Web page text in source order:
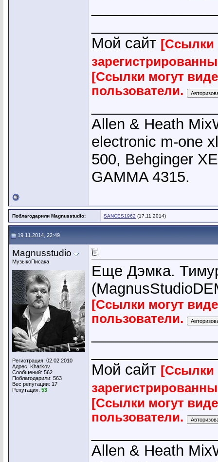
Мой сайт [Ссылки
[Ссылки могут
пользователи.
Allen & Heath
electronic m-one
500, Behginger
GAMMA 4315.
Поблагодарили Magnusstudio: SANCES1962 (17.11.2014)
19.11.2014, 22:49
Magnusstudio
МузыкоПисака
Регистрация: 02.02.2010
Адрес: Kharkov
Сообщений: 562
Поблагодарили: 563
Вес репутации: 17
Репутация: 53
Еще Дэмка.
[Ссылки могут
пользователи.
Мой сайт [Ссылки
[Ссылки могут
пользователи.
Allen & Heath